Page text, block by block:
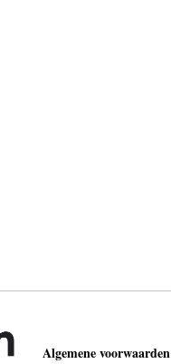
Algemene voorwaarden